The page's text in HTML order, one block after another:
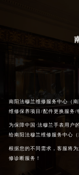
南阳法穆兰维修服务中心（
维修保养项目/配件更换服务/
为保障中国·法穆兰手表用户
给南阳法穆兰维修服务中心
根据您的不同需求，客服将
修诊断服务！